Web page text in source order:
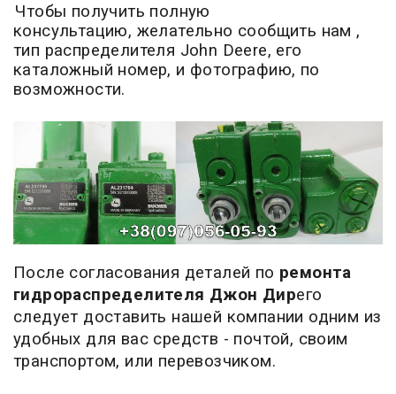
Чтобы получить полную
консультацию, желательно сообщить нам ,
тип распределителя John Deere, его
каталожный номер, и фотографию, по
возможности.
После согласования деталей по ремонта
гидрораспределителя Джон Дирего
следует доставить нашей компании одним из
удобных для вас средств - почтой, своим
транспортом, или перевозчиком.